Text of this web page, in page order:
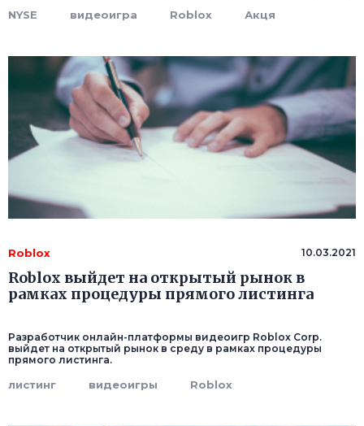
NYSE видеоигра Roblox Акця
Roblox 10.03.2021
Roblox выйдет на открытый рынок в
рамках процедуры прямого листинга
Разработчик онлайн-платформы видеоигр Roblox Corp.
выйдет на открытый рынок в среду в рамках процедуры
прямого листинга.
листинг видеоигры Roblox